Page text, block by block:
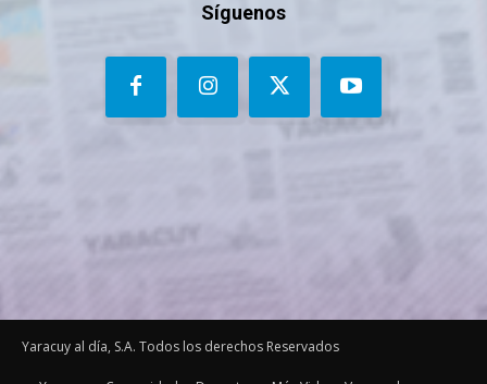
Síguenos
Yaracuy al día, S.A. Todos los derechos Reservados